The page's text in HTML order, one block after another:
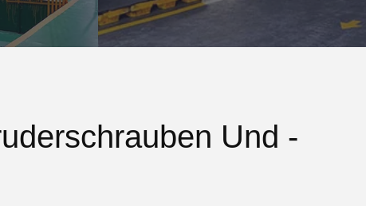
Und -